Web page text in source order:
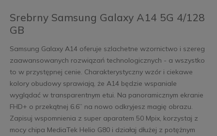
Srebrny Samsung Galaxy A14 5G 4/128
GB
Samsung Galaxy A14 oferuje szlachetne wzornictwo i szereg
zaawansowanych rozwiązań technologicznych - a wszystko
to w przystępnej cenie. Charakterystyczny wzór i ciekawe
kolory obudowy sprawiają, że A14 będzie wspaniale
wyglądać w transparentnym etui. Na panoramicznym ekranie
FHD+ o przekątnej 6.6’’ na nowo odkryjesz magię obrazu.
Zapisuj wspomnienia z super aparatem 50 Mpix, korzystaj z
mocy chipa MediaTek Helio G80 i działaj dłużej z potężnym